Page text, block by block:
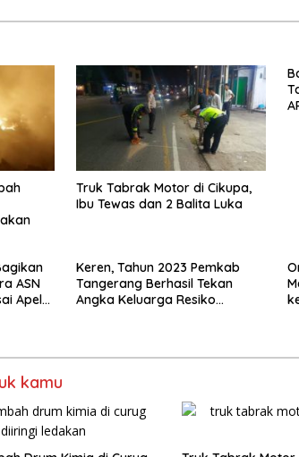
Truk Tabrak Motor di Cikupa,
Ibu Tewas dan 2 Balita Luka
ASN
Apel
Keren, Tahun 2023 Pemkab
Tangerang Berhasil Tekan
Angka Keluarga Resiko
kamu